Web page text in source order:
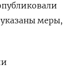
указаны меры,